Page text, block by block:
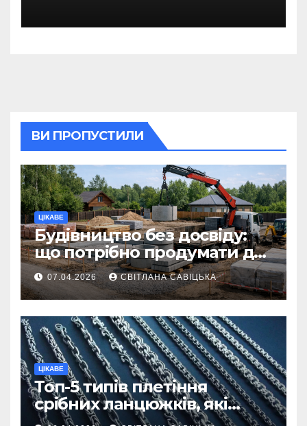
ВИ ПРОПУСТИЛИ
ЦІКАВЕ
Будівництво без досвіду:
що потрібно продумати до
першої доставки на
ділянку
07.04.2026 СВІТЛАНА САВІЦЬКА
ЦІКАВЕ
Топ-5 типів плетіння
срібних ланцюжків, які
вважаються